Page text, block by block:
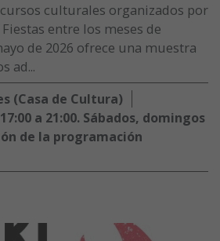
culturales organizados por
entre los meses de
de 2026 ofrece una muestra
ad...
(Casa de Cultura)
a 21:00. Sábados, domingos
de la programación